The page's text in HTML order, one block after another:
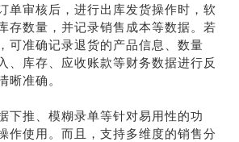
单审核后，进行出库发货操作时，软
存数量，并记录销售成本等数据。若
可准确记录退货的产品信息、数量
、库存、应收账款等财务数据进行反
晰准确。
下推、模糊录单等针对易用性的功
作使用。而且，支持多维度的销售分